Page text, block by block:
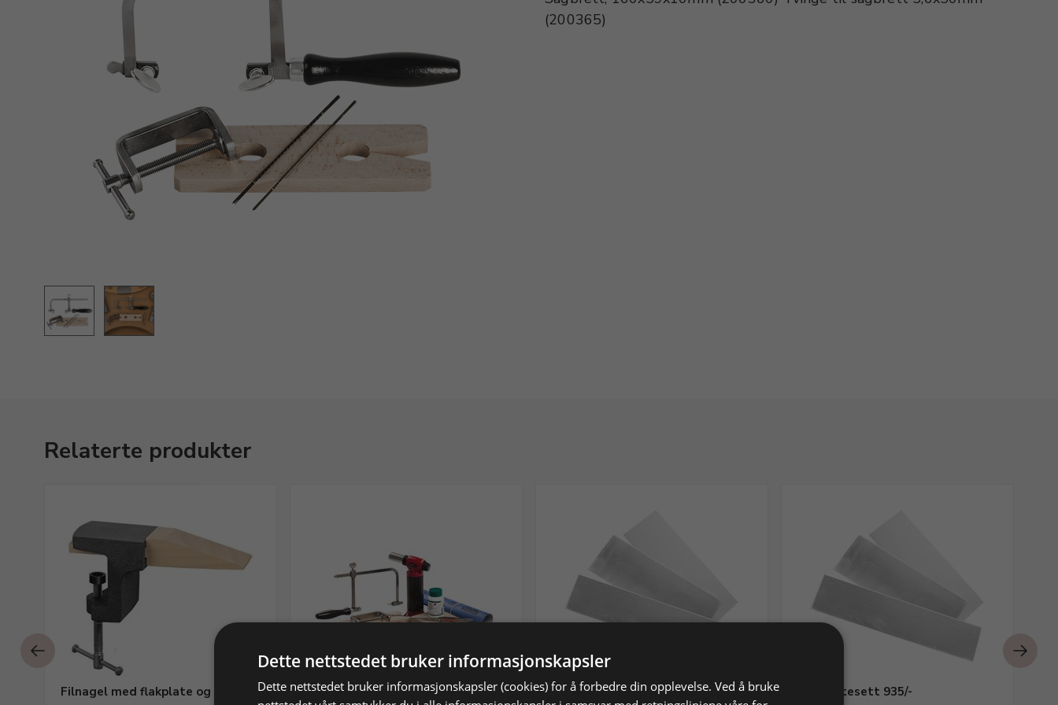
(200365)
Relaterte produkter
Filnagel med flakplate og tvinge Grunnsett til sølvarbeid Sølvplatesett 935/- Sølvplatesett 935/-
Dette nettstedet bruker informasjonskapsler
Dette nettstedet bruker informasjonskapsler (cookies) for å forbedre din opplevelse. Ved å bruke